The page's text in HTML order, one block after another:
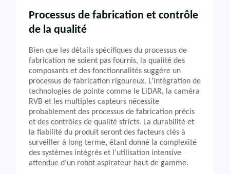
Processus de fabrication et contrôle
de la qualité
Bien que les détails spécifiques du processus de
fabrication ne soient pas fournis, la qualité des
composants et des fonctionnalités suggère un
processus de fabrication rigoureux. L’intégration de
technologies de pointe comme le LiDAR, la caméra
RVB et les multiples capteurs nécessite
probablement des processus de fabrication précis
et des contrôles de qualité stricts. La durabilité et
la fiabilité du produit seront des facteurs clés à
surveiller à long terme, étant donné la complexité
des systèmes intégrés et l’utilisation intensive
attendue d’un robot aspirateur haut de gamme.